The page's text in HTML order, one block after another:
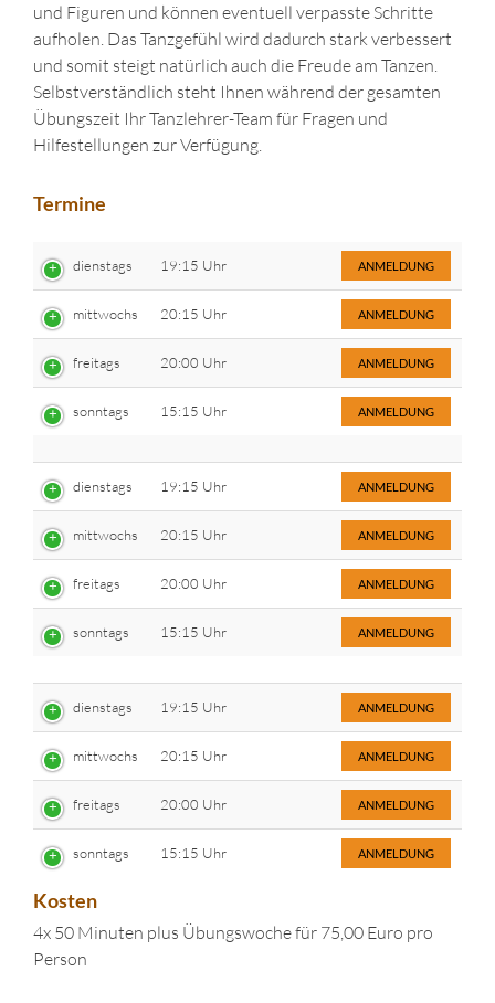
und Figuren und können eventuell verpasste Schritte
aufholen. Das Tanzgefühl wird dadurch stark verbessert
und somit steigt natürlich auch die Freude am Tanzen.
Selbstverständlich steht Ihnen während der gesamten
Übungszeit Ihr Tanzlehrer-Team für Fragen und
Hilfestellungen zur Verfügung.
Termine
dienstags 19:15 Uhr ANMELDUNG
mittwochs 20:15 Uhr ANMELDUNG
freitags 20:00 Uhr ANMELDUNG
sonntags 15:15 Uhr ANMELDUNG
dienstags 19:15 Uhr ANMELDUNG
mittwochs 20:15 Uhr ANMELDUNG
freitags 20:00 Uhr ANMELDUNG
sonntags 15:15 Uhr ANMELDUNG
dienstags 19:15 Uhr ANMELDUNG
mittwochs 20:15 Uhr ANMELDUNG
freitags 20:00 Uhr ANMELDUNG
sonntags 15:15 Uhr ANMELDUNG
Kosten
4x 50 Minuten plus Übungswoche für 75,00 Euro pro
Person